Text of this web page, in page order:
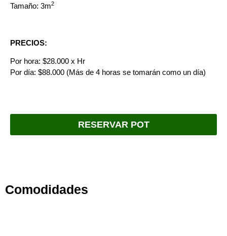
Tamaño: 3m2
PRECIOS:
Por hora: $28.000 x Hr
Por día: $88.000 (Más de 4 horas se tomarán como un día)
RESERVAR POT
Comodidades